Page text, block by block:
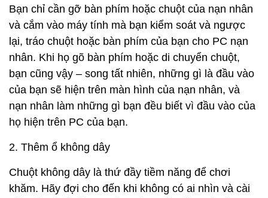
Bạn chỉ cần gỡ bàn phím hoặc chuột của nạn nhân
và cắm vào máy tính mà bạn kiểm soát và ngược
lại, tráo chuột hoặc bàn phím của bạn cho PC nạn
nhân. Khi họ gõ bàn phím hoặc di chuyển chuột,
bạn cũng vậy – song tất nhiên, những gì là đầu vào
của bạn sẽ hiện trên màn hình của nạn nhân, và
nạn nhân làm những gì bạn đều biết vì đầu vào của
họ hiện trên PC của bạn.
2. Thêm ổ không dây
Chuột không dây là thứ đầy tiềm năng để chơi
khăm. Hãy đợi cho đến khi không có ai nhìn và cài